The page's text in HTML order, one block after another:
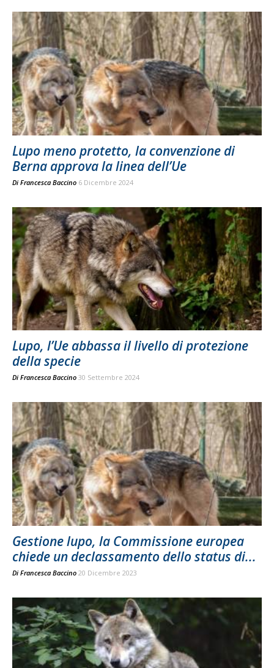
Lupo meno protetto, la convenzione di
Berna approva la linea dell’Ue
Di Francesca Baccino 6 Dicembre 2024
Lupo, l’Ue abbassa il livello di protezione
della specie
Di Francesca Baccino 30 Settembre 2024
Gestione lupo, la Commissione europea
chiede un declassamento dello status di...
Di Francesca Baccino 20 Dicembre 2023